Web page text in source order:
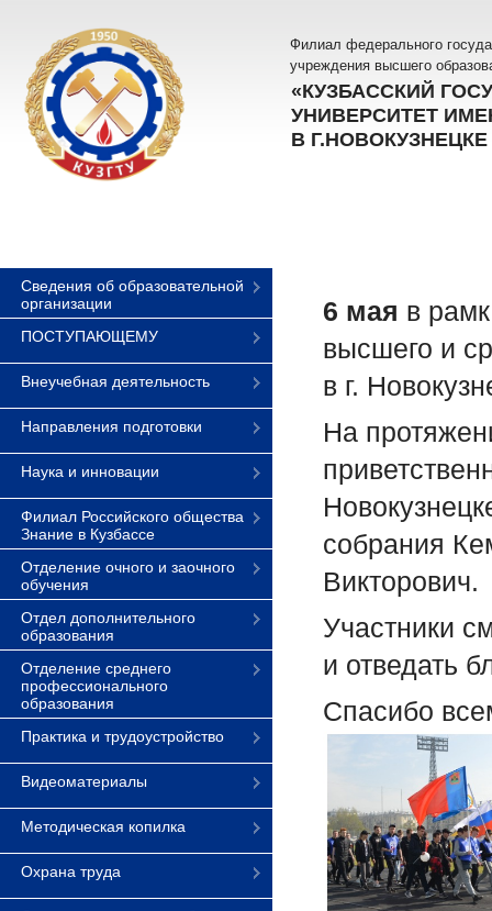
Филиал федерального
учреждения высшего
«КУЗБАССКИЙ
УНИВЕРСИТЕТ
В Г.НОВОКУЗНЕЦКЕ
Сведения об образовательной
организации
ПОСТУПАЮЩЕМУ
Внеучебная деятельность
Направления подготовки
Наука и инновации
Филиал Российского общества
Знание в Кузбассе
Отделение очного и заочного
обучения
Отдел дополнительного
образования
Отделение среднего
профессионального
образования
Практика и трудоустройство
Видеоматериалы
Методическая копилка
Охрана труда
6 мая в
высшего и
в г.
На
собрания
Викторович.
Участники
и отведать
Спасибо